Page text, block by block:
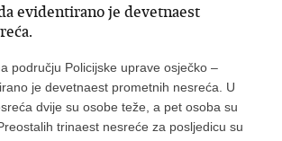
evidentirano je devetnaest
području Policijske uprave osječko –
je devetnaest prometnih nesreća. U
dvije su osobe teže, a pet osoba su
trinaest nesreće za posljedicu su